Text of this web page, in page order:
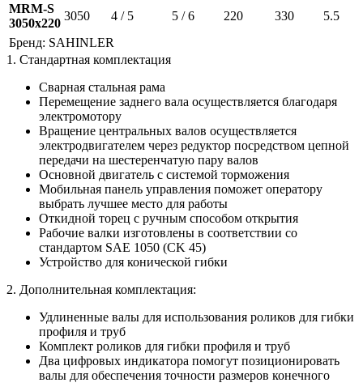
MRM-S
3050x220
3050 4 / 5 5 / 6 220 330
5.5
Бренд: SAHINLER
1. Стандартная комплектация
Сварная стальная рама
Перемещение заднего вала осуществляется благодаря
электромотору
Вращение центральных валов осуществляется
электродвигателем через редуктор посредством цепной
передачи на шестеренчатую пару валов
Основной двигатель с системой торможения
Мобильная панель управления поможет оператору
выбрать лучшее место для работы
Откидной торец с ручным способом открытия
Рабочие валки изготовлены в соответствии со
стандартом SAE 1050 (CK 45)
Устройство для конической гибки
2. Дополнительная комплектация:
Удлиненные валы для использования роликов для гибки
профиля и труб
Комплект роликов для гибки профиля и труб
Два цифровых индикатора помогут позиционировать
валы для обеспечения точности размеров конечного